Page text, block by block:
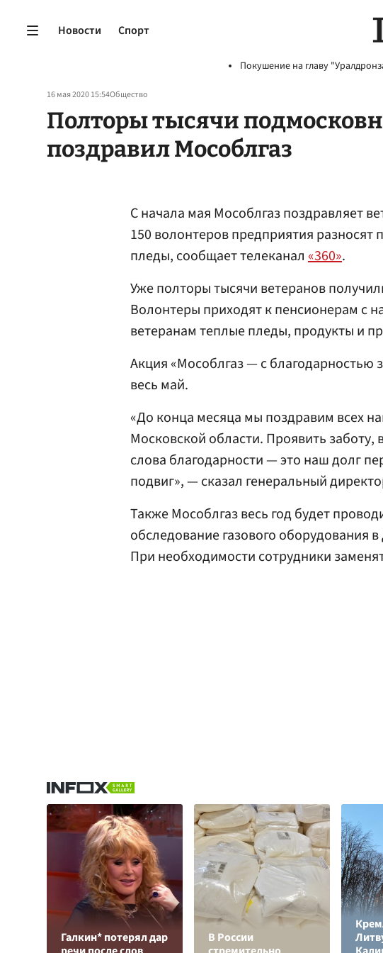
Новости Спорт
Покушение на главу
16 мая 2020 15:54Общество
Полторы тысячи
поздравил Мособлгаз
С начала мая Мособлгаз поздравляет
150 волонтеров предприятия
пледы, сообщает телеканал «360».
Уже полторы тысячи ветеранов
Волонтеры приходят к пенсионерам с
ветеранам теплые пледы, продукты и
Акция «Мособлгаз — с благодарностью
весь май.
«До конца месяца мы поздравим всех
Московской области. Проявить заботу,
слова благодарности — это наш долг
подвиг», — сказал генеральный
Также Мособлгаз весь год будет
обследование газового оборудования
При необходимости сотрудники
Галкин* потерял дар
В России